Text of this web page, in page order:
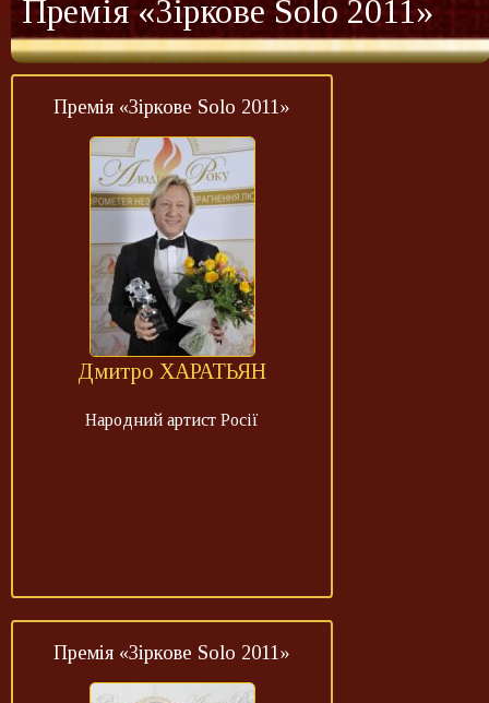
Премія «Зіркове Solo 2011»
Премія «Зіркове Solo 2011»
Дмитро ХАРАТЬЯН
Народний артист Росії
Премія «Зіркове Solo 2011»